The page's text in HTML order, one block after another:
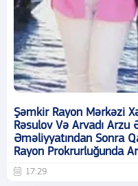
Şəmkir Rayon Mərkəzi
Rəsulov Və Arvadı
Əməliyyatından Sonra
Rayon Prokrurluğunda
17:29